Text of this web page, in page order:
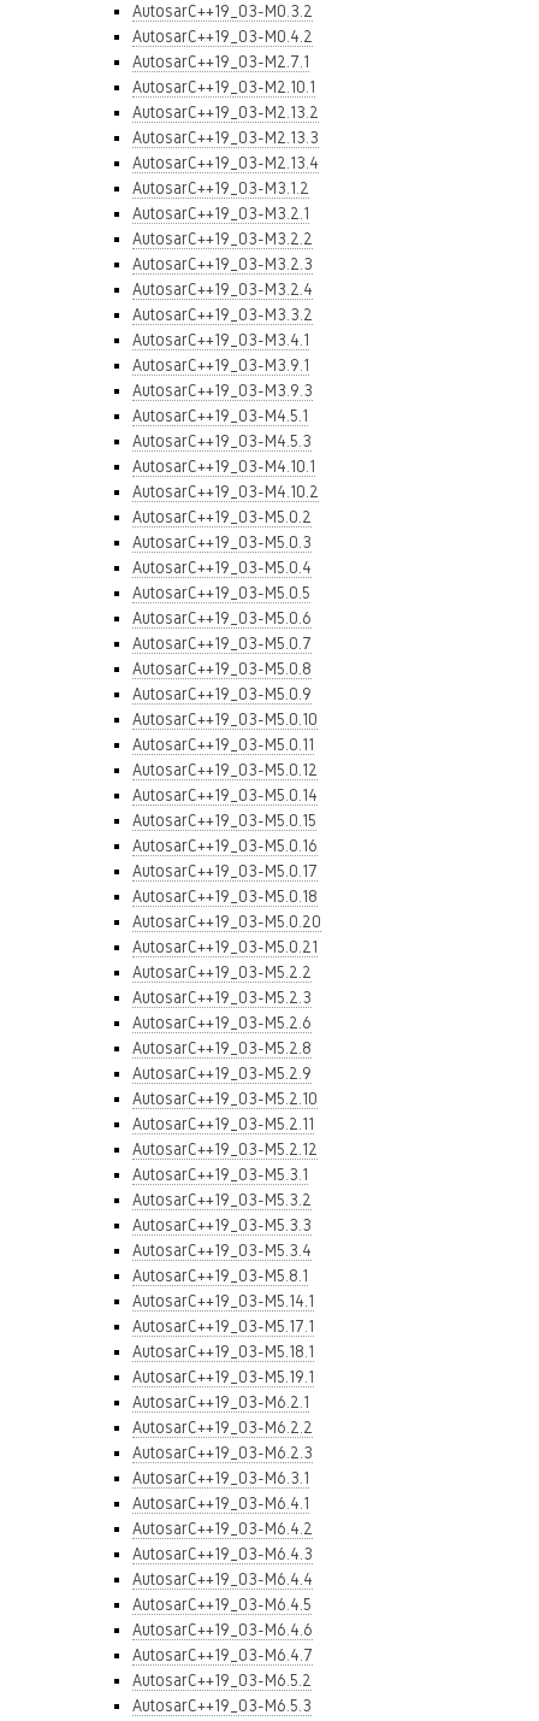
AutosarC++19_03-M0.3.2
AutosarC++19_03-M0.4.2
AutosarC++19_03-M2.7.1
AutosarC++19_03-M2.10.1
AutosarC++19_03-M2.13.2
AutosarC++19_03-M2.13.3
AutosarC++19_03-M2.13.4
AutosarC++19_03-M3.1.2
AutosarC++19_03-M3.2.1
AutosarC++19_03-M3.2.2
AutosarC++19_03-M3.2.3
AutosarC++19_03-M3.2.4
AutosarC++19_03-M3.3.2
AutosarC++19_03-M3.4.1
AutosarC++19_03-M3.9.1
AutosarC++19_03-M3.9.3
AutosarC++19_03-M4.5.1
AutosarC++19_03-M4.5.3
AutosarC++19_03-M4.10.1
AutosarC++19_03-M4.10.2
AutosarC++19_03-M5.0.2
AutosarC++19_03-M5.0.3
AutosarC++19_03-M5.0.4
AutosarC++19_03-M5.0.5
AutosarC++19_03-M5.0.6
AutosarC++19_03-M5.0.7
AutosarC++19_03-M5.0.8
AutosarC++19_03-M5.0.9
AutosarC++19_03-M5.0.10
AutosarC++19_03-M5.0.11
AutosarC++19_03-M5.0.12
AutosarC++19_03-M5.0.14
AutosarC++19_03-M5.0.15
AutosarC++19_03-M5.0.16
AutosarC++19_03-M5.0.17
AutosarC++19_03-M5.0.18
AutosarC++19_03-M5.0.20
AutosarC++19_03-M5.0.21
AutosarC++19_03-M5.2.2
AutosarC++19_03-M5.2.3
AutosarC++19_03-M5.2.6
AutosarC++19_03-M5.2.8
AutosarC++19_03-M5.2.9
AutosarC++19_03-M5.2.10
AutosarC++19_03-M5.2.11
AutosarC++19_03-M5.2.12
AutosarC++19_03-M5.3.1
AutosarC++19_03-M5.3.2
AutosarC++19_03-M5.3.3
AutosarC++19_03-M5.3.4
AutosarC++19_03-M5.8.1
AutosarC++19_03-M5.14.1
AutosarC++19_03-M5.17.1
AutosarC++19_03-M5.18.1
AutosarC++19_03-M5.19.1
AutosarC++19_03-M6.2.1
AutosarC++19_03-M6.2.2
AutosarC++19_03-M6.2.3
AutosarC++19_03-M6.3.1
AutosarC++19_03-M6.4.1
AutosarC++19_03-M6.4.2
AutosarC++19_03-M6.4.3
AutosarC++19_03-M6.4.4
AutosarC++19_03-M6.4.5
AutosarC++19_03-M6.4.6
AutosarC++19_03-M6.4.7
AutosarC++19_03-M6.5.2
AutosarC++19_03-M6.5.3